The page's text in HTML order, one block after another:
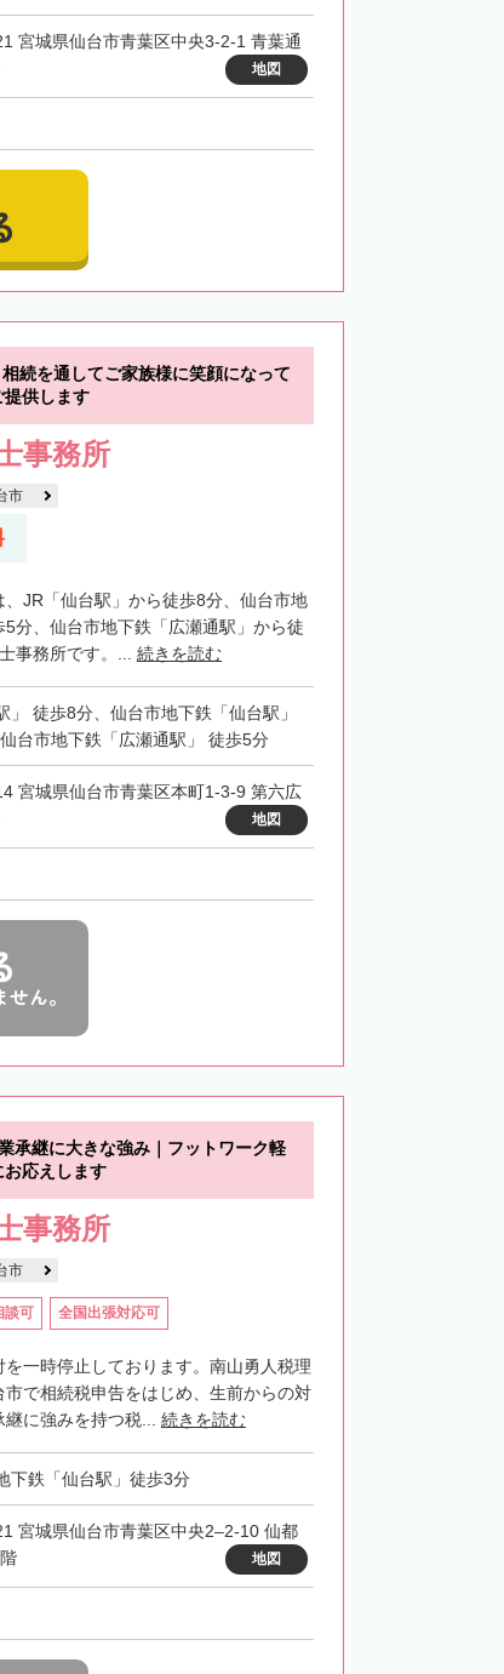
宮城県仙台市青葉区中央3-2-1 青葉通
地図
相続を通してご家族様に笑顔になって
提供します
事務所
市
JR「仙台駅」から徒歩8分、仙台市地
分、仙台市地下鉄「広瀬通駅」から徒
事務所です。... 続きを読む
」 徒歩8分、仙台市地下鉄「仙台駅」
台市地下鉄「広瀬通駅」 徒歩5分
宮城県仙台市青葉区本町1-3-9 第六広
地図
ん。
承継に大きな強み｜フットワーク軽
お応えします
事務所
市
談可 全国出張対応可
一時停止しております。南山勇人税理
で相続税申告をはじめ、生前からの対
に強みを持つ税... 続きを読む
下鉄「仙台駅」徒歩3分
宮城県仙台市青葉区中央2–2-10 仙都
地図